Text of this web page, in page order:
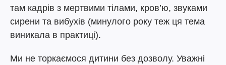
там кадрів з мертвими тілами, кров’ю, звуками
сирени та вибухів (минулого року теж ця тема
виникала в практиці).
Ми не торкаємося дитини без дозволу. Уважні